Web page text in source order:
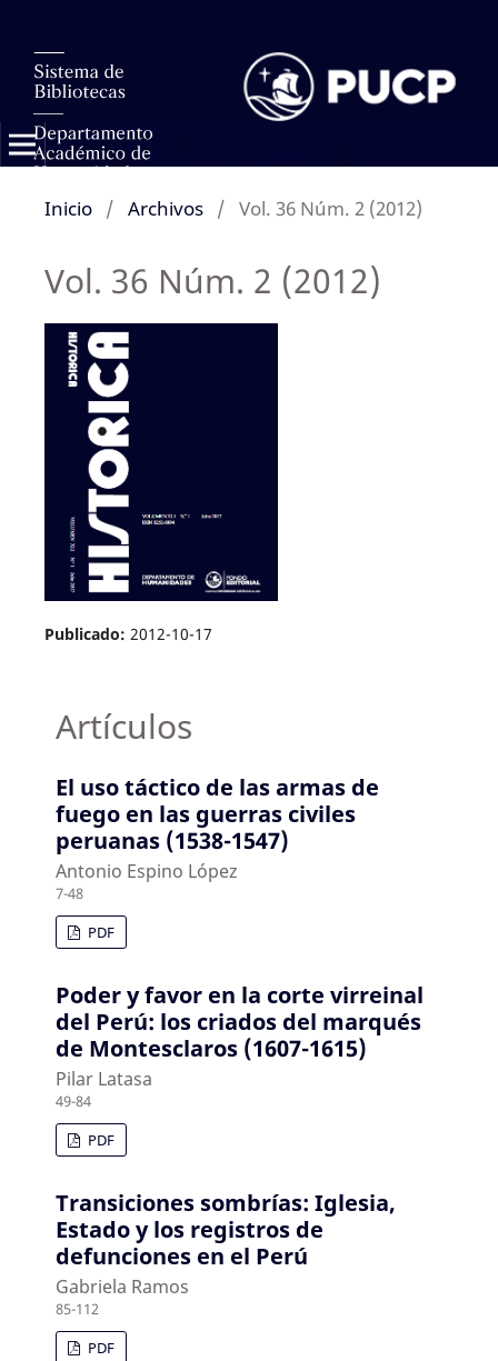
Inicio / Archivos / Vol. 36 Núm. 2 (2012)
Vol. 36 Núm. 2 (2012)
Publicado: 2012-10-17
Artículos
El uso táctico de las armas de
fuego en las guerras civiles
peruanas (1538-1547)
Antonio Espino López
7-48
PDF
Poder y favor en la corte virreinal
del Perú: los criados del marqués
de Montesclaros (1607-1615)
Pilar Latasa
49-84
PDF
Transiciones sombrías: Iglesia,
Estado y los registros de
defunciones en el Perú
Gabriela Ramos
85-112
PDF